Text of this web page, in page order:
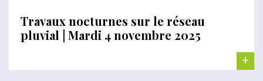
Travaux nocturnes sur le réseau
pluvial | Mardi 4 novembre 2025
+